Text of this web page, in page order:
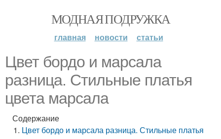
МОДНАЯ ПОДРУЖКА
главная новости статьи
Цвет бордо и марсала
разница. Стильные платья
цвета марсала
Содержание
Цвет бордо и марсала разница. Стильные платья